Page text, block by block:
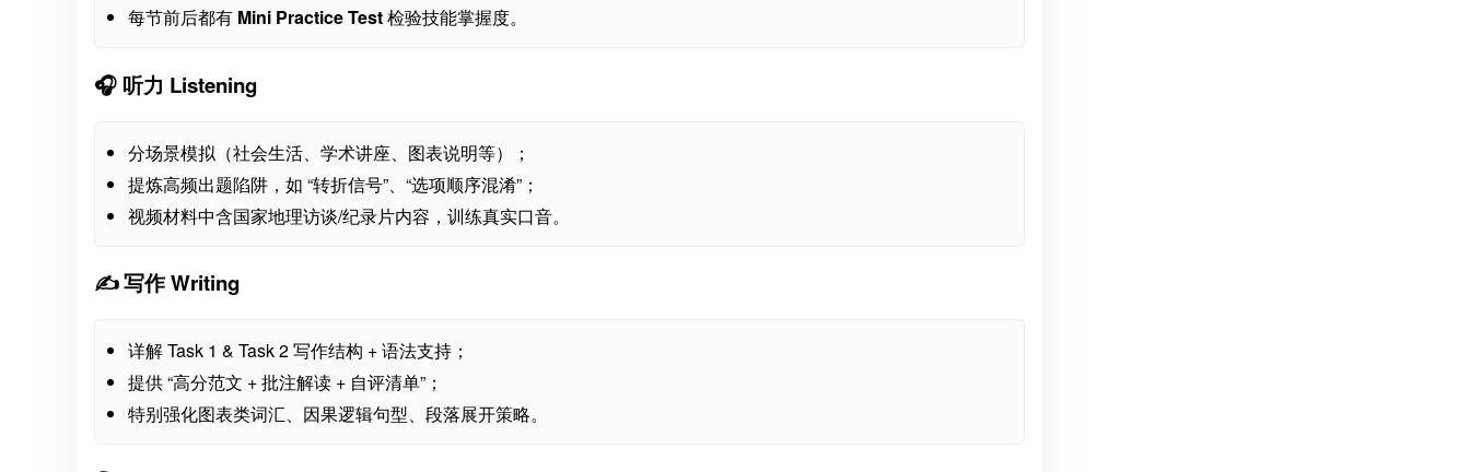
每节前后都有 Mini Practice Test检验技能掌握度。
🎧 听力 Listening
分场景模拟（社会生活、学术讲座、图表说明等）；
提炼高频出题陷阱，如 “转折信号”、“选项顺序混淆”；
视频材料中含国家地理访谈/纪录片内容，训练真实口音。
✍️ 写作 Writing
详解 Task 1 & Task 2 写作结构 + 语法支持；
提供 “高分范文 + 批注解读 + 自评清单”；
特别强化图表类词汇、因果逻辑句型、段落展开策略。